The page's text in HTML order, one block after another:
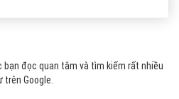
bạn đọc quan tâm và tìm kiếm rất nhiều
Google.